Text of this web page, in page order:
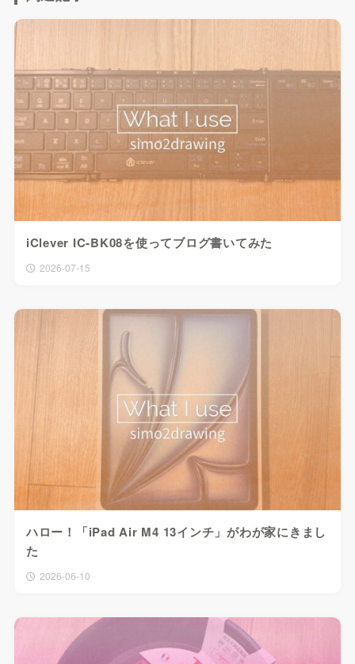
iClever IC-BK08を使ってブログ書いてみた
2026-07-15
ハロー！「iPad Air M4 13インチ」がわが家にきまし
た
2026-06-10